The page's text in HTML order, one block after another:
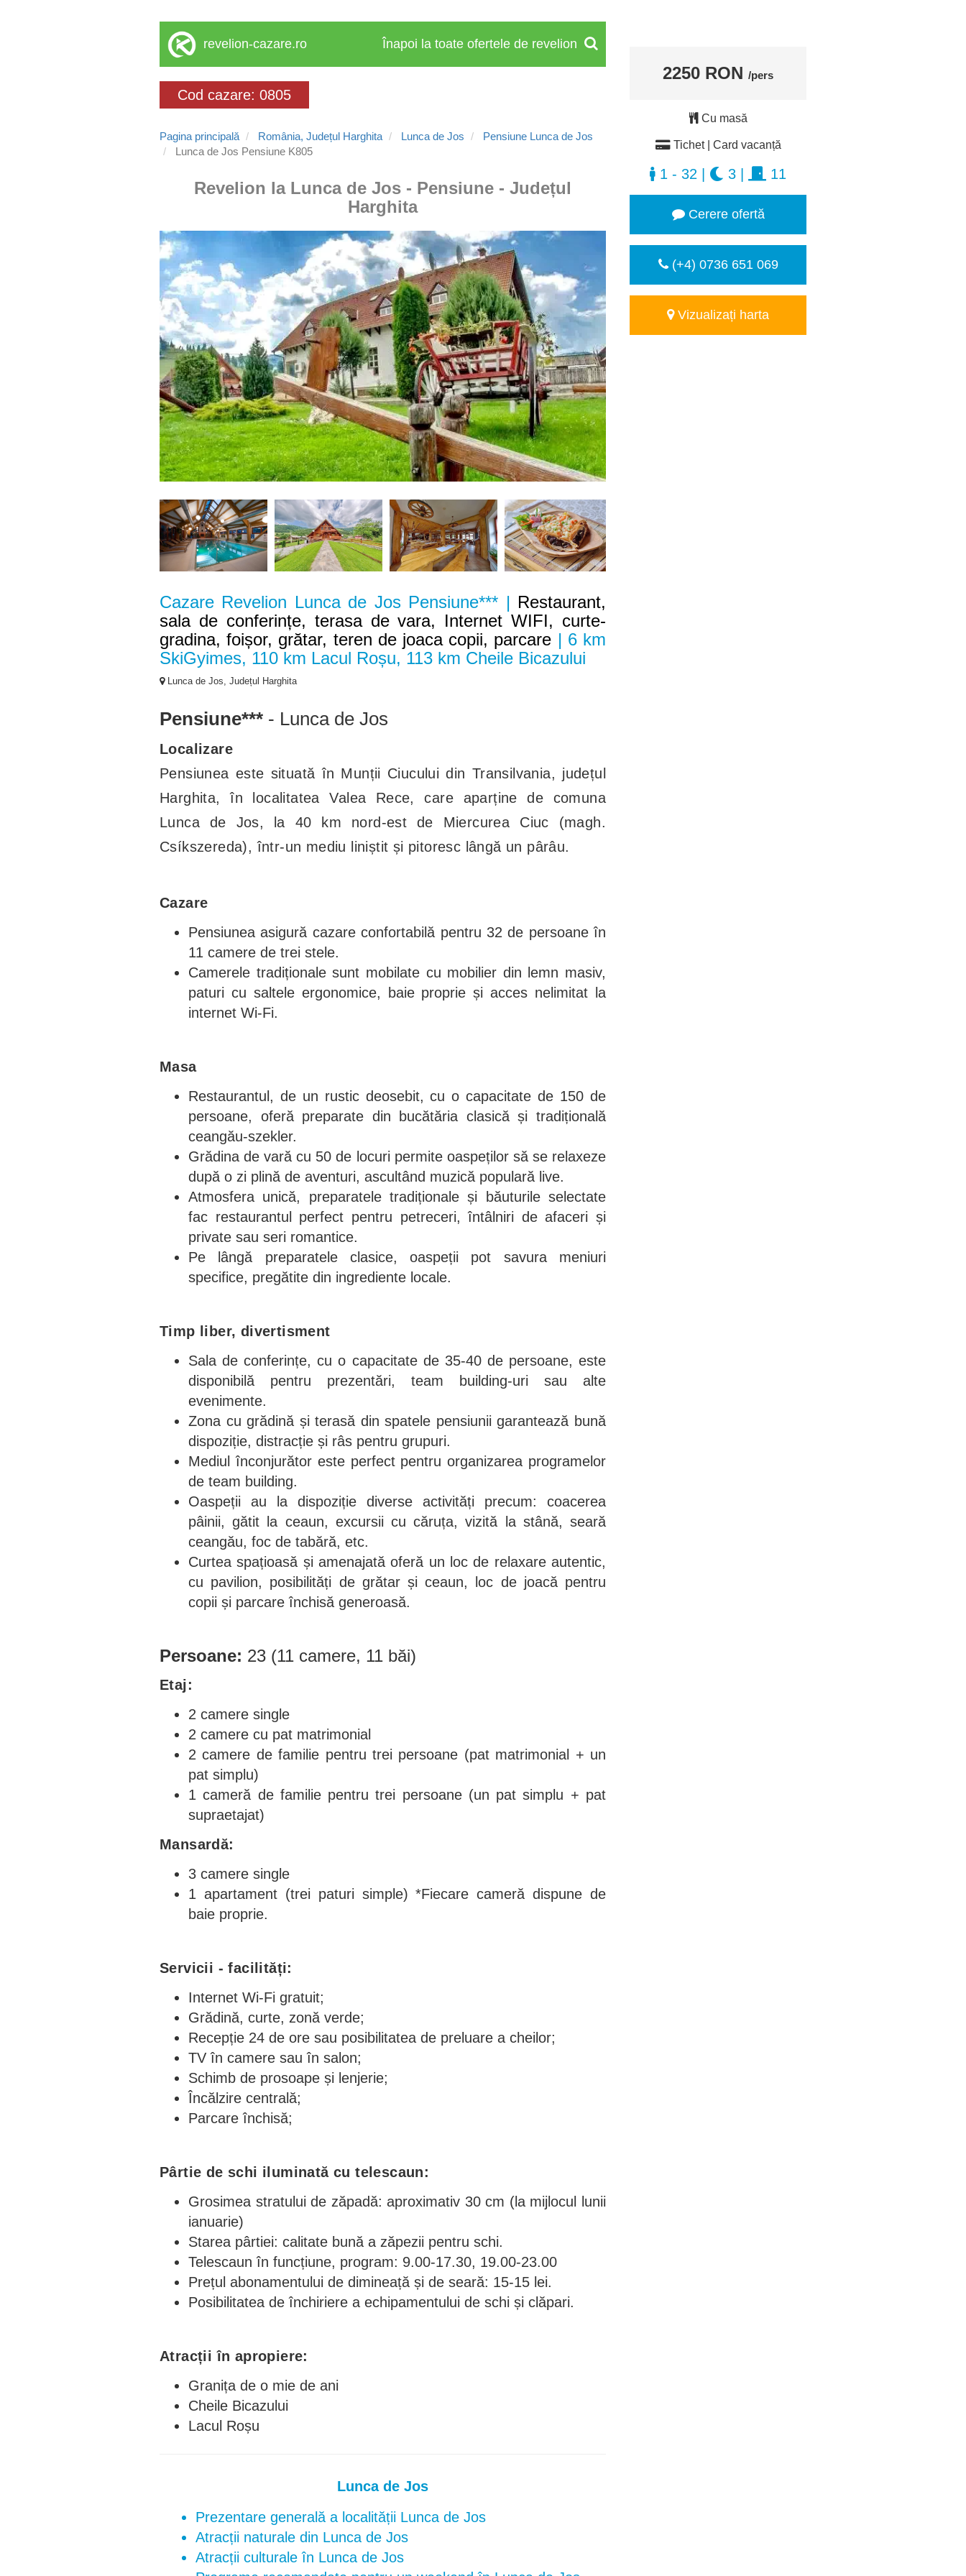
revelion-cazare.ro Înapoi la toate ofertele de revelion
Cod cazare: 0805
Pagina principală România, Județul Harghita Lunca de Jos
Pensiune Lunca de Jos
Lunca de Jos Pensiune K805
Revelion la Lunca de Jos - Pensiune - Județul
Harghita
Cazare Revelion Lunca de Jos Pensiune*** | Restaurant,
sala de conferințe, terasa de vara, Internet WIFI, curte-
gradina, foișor, grătar, teren de joaca copii, parcare | 6 km
SkiGyimes, 110 km Lacul Roșu, 113 km Cheile Bicazului
Lunca de Jos, Județul Harghita
Pensiune*** - Lunca de Jos
Localizare
Pensiunea este situată în Munții Ciucului din Transilvania, județul
Harghita, în localitatea Valea Rece, care aparține de comuna
Lunca de Jos, la 40 km nord-est de Miercurea Ciuc (magh.
Csíkszereda), într-un mediu liniștit și pitoresc lângă un pârâu.
Cazare
Pensiunea asigură cazare confortabilă pentru 32 de persoane în
11 camere de trei stele.
Camerele tradiționale sunt mobilate cu mobilier din lemn masiv,
paturi cu saltele ergonomice, baie proprie și acces nelimitat la
internet Wi-Fi.
Masa
Restaurantul, de un rustic deosebit, cu o capacitate de 150 de
persoane, oferă preparate din bucătăria clasică și tradițională
ceangău-szekler.
Grădina de vară cu 50 de locuri permite oaspeților să se relaxeze
după o zi plină de aventuri, ascultând muzică populară live.
Atmosfera unică, preparatele tradiționale și băuturile selectate
fac restaurantul perfect pentru petreceri, întâlniri de afaceri și
private sau seri romantice.
Pe lângă preparatele clasice, oaspeții pot savura meniuri
specifice, pregătite din ingrediente locale.
Timp liber, divertisment
Sala de conferințe, cu o capacitate de 35-40 de persoane, este
disponibilă pentru prezentări, team building-uri sau alte
evenimente.
Zona cu grădină și terasă din spatele pensiunii garantează bună
dispoziție, distracție și râs pentru grupuri.
Mediul înconjurător este perfect pentru organizarea programelor
de team building.
Oaspeții au la dispoziție diverse activități precum: coacerea
pâinii, gătit la ceaun, excursii cu căruța, vizită la stână, seară
ceangău, foc de tabără, etc.
Curtea spațioasă și amenajată oferă un loc de relaxare autentic,
cu pavilion, posibilități de grătar și ceaun, loc de joacă pentru
copii și parcare închisă generoasă.
Persoane: 23 (11 camere, 11 băi)
Etaj:
2 camere single
2 camere cu pat matrimonial
2 camere de familie pentru trei persoane (pat matrimonial + un
pat simplu)
1 cameră de familie pentru trei persoane (un pat simplu + pat
supraetajat)
Mansardă:
3 camere single
1 apartament (trei paturi simple) *Fiecare cameră dispune de
baie proprie.
Servicii - facilități:
Internet Wi-Fi gratuit;
Grădină, curte, zonă verde;
Recepție 24 de ore sau posibilitatea de preluare a cheilor;
TV în camere sau în salon;
Schimb de prosoape și lenjerie;
Încălzire centrală;
Parcare închisă;
Pârtie de schi iluminată cu telescaun:
Grosimea stratului de zăpadă: aproximativ 30 cm (la mijlocul lunii
ianuarie)
Starea pârtiei: calitate bună a zăpezii pentru schi.
Telescaun în funcțiune, program: 9.00-17.30, 19.00-23.00
Prețul abonamentului de dimineață și de seară: 15-15 lei.
Posibilitatea de închiriere a echipamentului de schi și clăpari.
Atracții în apropiere:
Granița de o mie de ani
Cheile Bicazului
Lacul Roșu
Lunca de Jos
Prezentare generală a localității Lunca de Jos
Atracții naturale din Lunca de Jos
Atracții culturale în Lunca de Jos
2250 RON /pers
Cu masă
Tichet | Card vacanță
1 - 32 3 11
Cerere ofertă
(+4) 0736 651 069
Vizualizați harta